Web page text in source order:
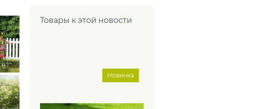
Товары к этой новости
Новинка